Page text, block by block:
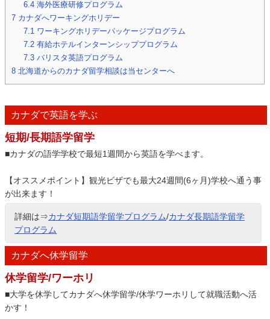
6.4 海外医療研修プログラム
7 カナダへワーキングホリデー
7.1 ワーキングホリデーパッケージプログラム
7.2 有給ホテルインターンシッププログラム
7.3 バリスタ英語プログラム
8 北海道からのカナダ留学相談は当センターへ
カナダで英語を学ぶ
短期/長期語学留学
■カナダの語学学校で最短1週間から英語を学べます。
【オススメポイント】観光ビザでも最大24週間(6ヶ月)学校へ通う事
が出来ます！
詳細は⇒カナダ短期語学留学プログラム/カナダ長期語学留学
プログラム
カナダへ休学留学
休学留学/ワーホリ
■大学を休学してカナダへ休学留学/休学ワーホリして就職活動へ活
かす！